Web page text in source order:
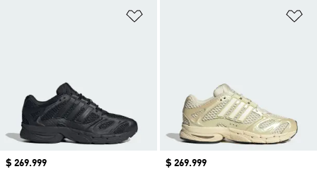
Precio
$ 269.999
Precio
$ 269.999